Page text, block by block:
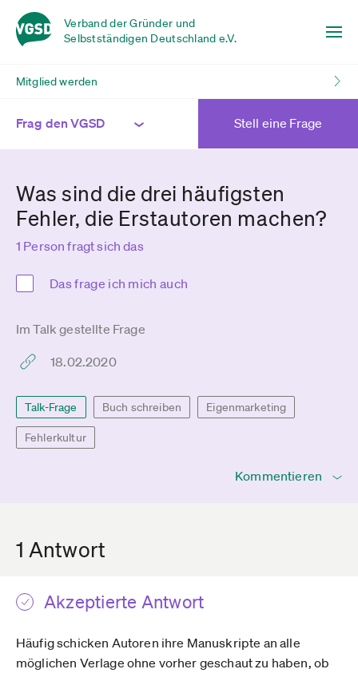
Verband der Gründer und
Selbstständigen Deutschland e.V.
Mitglied werden
Frag den VGSD Stell eine Frage
Was sind die drei häufigsten
Fehler, die Erstautoren machen?
1 Person fragt sich das
Das frage ich mich auch
Im Talk gestellte Frage
18.02.2020
Talk-Frage Buch schreiben Eigenmarketing
Fehlerkultur
Kommentieren
1 Antwort
Akzeptierte Antwort
Häufig schicken Autoren ihre Manuskripte an alle
möglichen Verlage ohne vorher geschaut zu haben, ob